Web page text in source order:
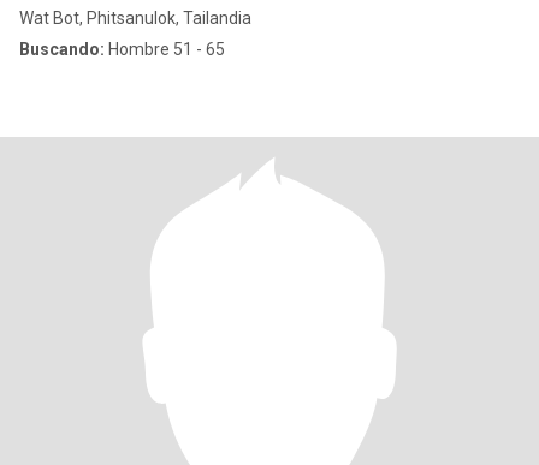
Wat Bot, Phitsanulok, Tailandia
Buscando: Hombre 51 - 65